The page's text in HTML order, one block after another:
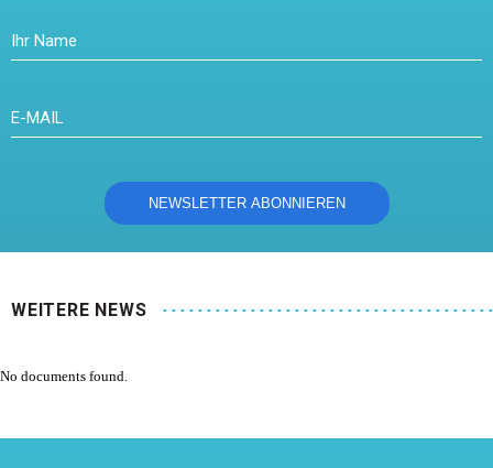
WEITERE NEWS
No documents found.